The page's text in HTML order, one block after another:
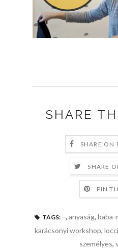
SHARE
SHARE ON
SHARE
PIN
TAGS: –, anyaság, baba-
karácsonyi workshop,
személyes,